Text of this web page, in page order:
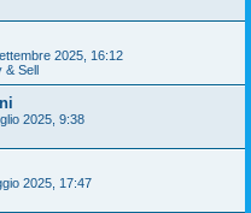
2025, 16:12
& Sell
2025, 9:38
2025, 17:47